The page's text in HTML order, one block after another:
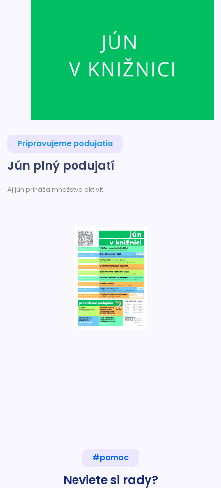
Pripravujeme podujatia
Jún plný podujatí
Aj jún prináša množstvo aktivít.
#pomoc
Neviete si rady?